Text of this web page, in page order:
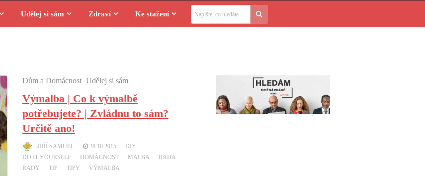
Udělej si sám Zdraví Ke stažení Vyhledávání
Dům a Domácnost Udělej si sám
Výmalba | Co k výmalbě
potřebujete? | Zvládnu to sám?
Určitě ano!
JIŘÍ SAMUEL 28.10.2015
DIY
DO IT YOURSELF
DOMÁCNOST MALBA
RADA
RADY
TIP TIPY VÝMALBA